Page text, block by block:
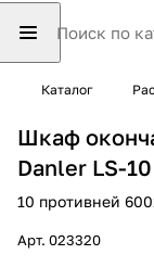
Каталог
Шкаф
Danler LS-10
10 противней
Арт. 023320